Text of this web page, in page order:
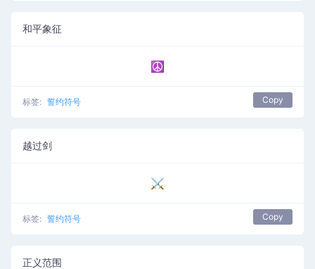
和平象征
☮
标签: 誓约符号 Copy
越过剑
⚔
标签: 誓约符号 Copy
正义范围